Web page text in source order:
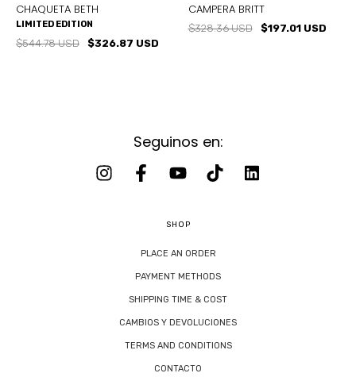
CHAQUETA BETH
LIMITED EDITION
$544.78 USD $326.87 USD
CAMPERA BRITT
$328.36 USD $197.01 USD
Seguinos en:
SHOP
PLACE AN ORDER
PAYMENT METHODS
SHIPPING TIME & COST
CAMBIOS Y DEVOLUCIONES
TERMS AND CONDITIONS
CONTACTO